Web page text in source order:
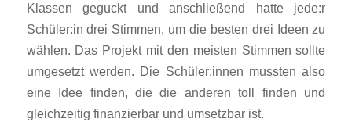
Klassen geguckt und anschließend hatte jede:r
Schüler:in drei Stimmen, um die besten drei Ideen zu
wählen. Das Projekt mit den meisten Stimmen sollte
umgesetzt werden. Die Schüler:innen mussten also
eine Idee finden, die die anderen toll finden und
gleichzeitig finanzierbar und umsetzbar ist.